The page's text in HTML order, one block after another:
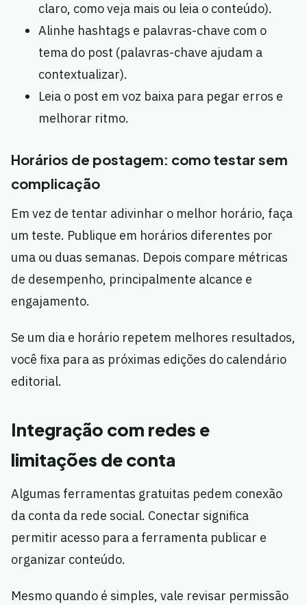
claro, como veja mais ou leia o conteúdo).
Alinhe hashtags e palavras-chave com o
tema do post (palavras-chave ajudam a
contextualizar).
Leia o post em voz baixa para pegar erros e
melhorar ritmo.
Horários de postagem: como testar sem
complicação
Em vez de tentar adivinhar o melhor horário, faça
um teste. Publique em horários diferentes por
uma ou duas semanas. Depois compare métricas
de desempenho, principalmente alcance e
engajamento.
Se um dia e horário repetem melhores resultados,
você fixa para as próximas edições do calendário
editorial.
Integração com redes e
limitações de conta
Algumas ferramentas gratuitas pedem conexão
da conta da rede social. Conectar significa
permitir acesso para a ferramenta publicar e
organizar conteúdo.
Mesmo quando é simples, vale revisar permissão